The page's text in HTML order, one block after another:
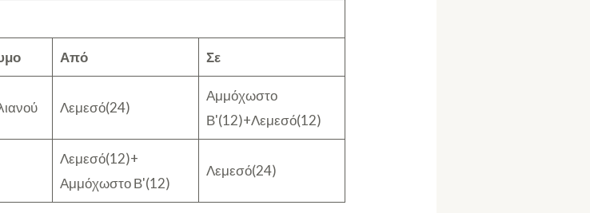
Από Σε
Λεμεσό(24)
Αμμόχωστο
Β'(12)+Λεμεσό(12)
Λεμεσό(12)+
Αμμόχωστο Β'(12)
Λεμεσό(24)